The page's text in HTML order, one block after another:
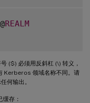
REALM
($) 必须用反斜杠 (\) 转义，
Kerberos 领域名称不同。请
何输出。
存：